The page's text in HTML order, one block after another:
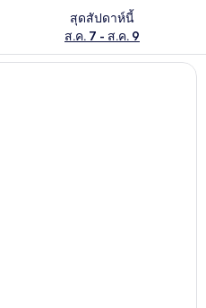
.ค. 9
สุดสัปดาห์นี้
ส.ค. 7 - ส.ค. 9
สอบจำนวนห้องพักว่างในสุดสั
ยในห้องพัก, ผ้าม่านกันแสง
Small at Jacyz | เครื่องนอนระดับ